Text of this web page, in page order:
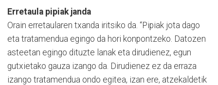
Erretaula pipiak janda
Orain erretaularen txanda iritsiko da. “Pipiak jota dago
eta tratamendua egingo da hori konpontzeko. Datozen
asteetan egingo dituzte lanak eta dirudienez, egun
gutxietako gauza izango da. Dirudienez ez da erraza
izango tratamendua ondo egitea, izan ere, atzekaldetik